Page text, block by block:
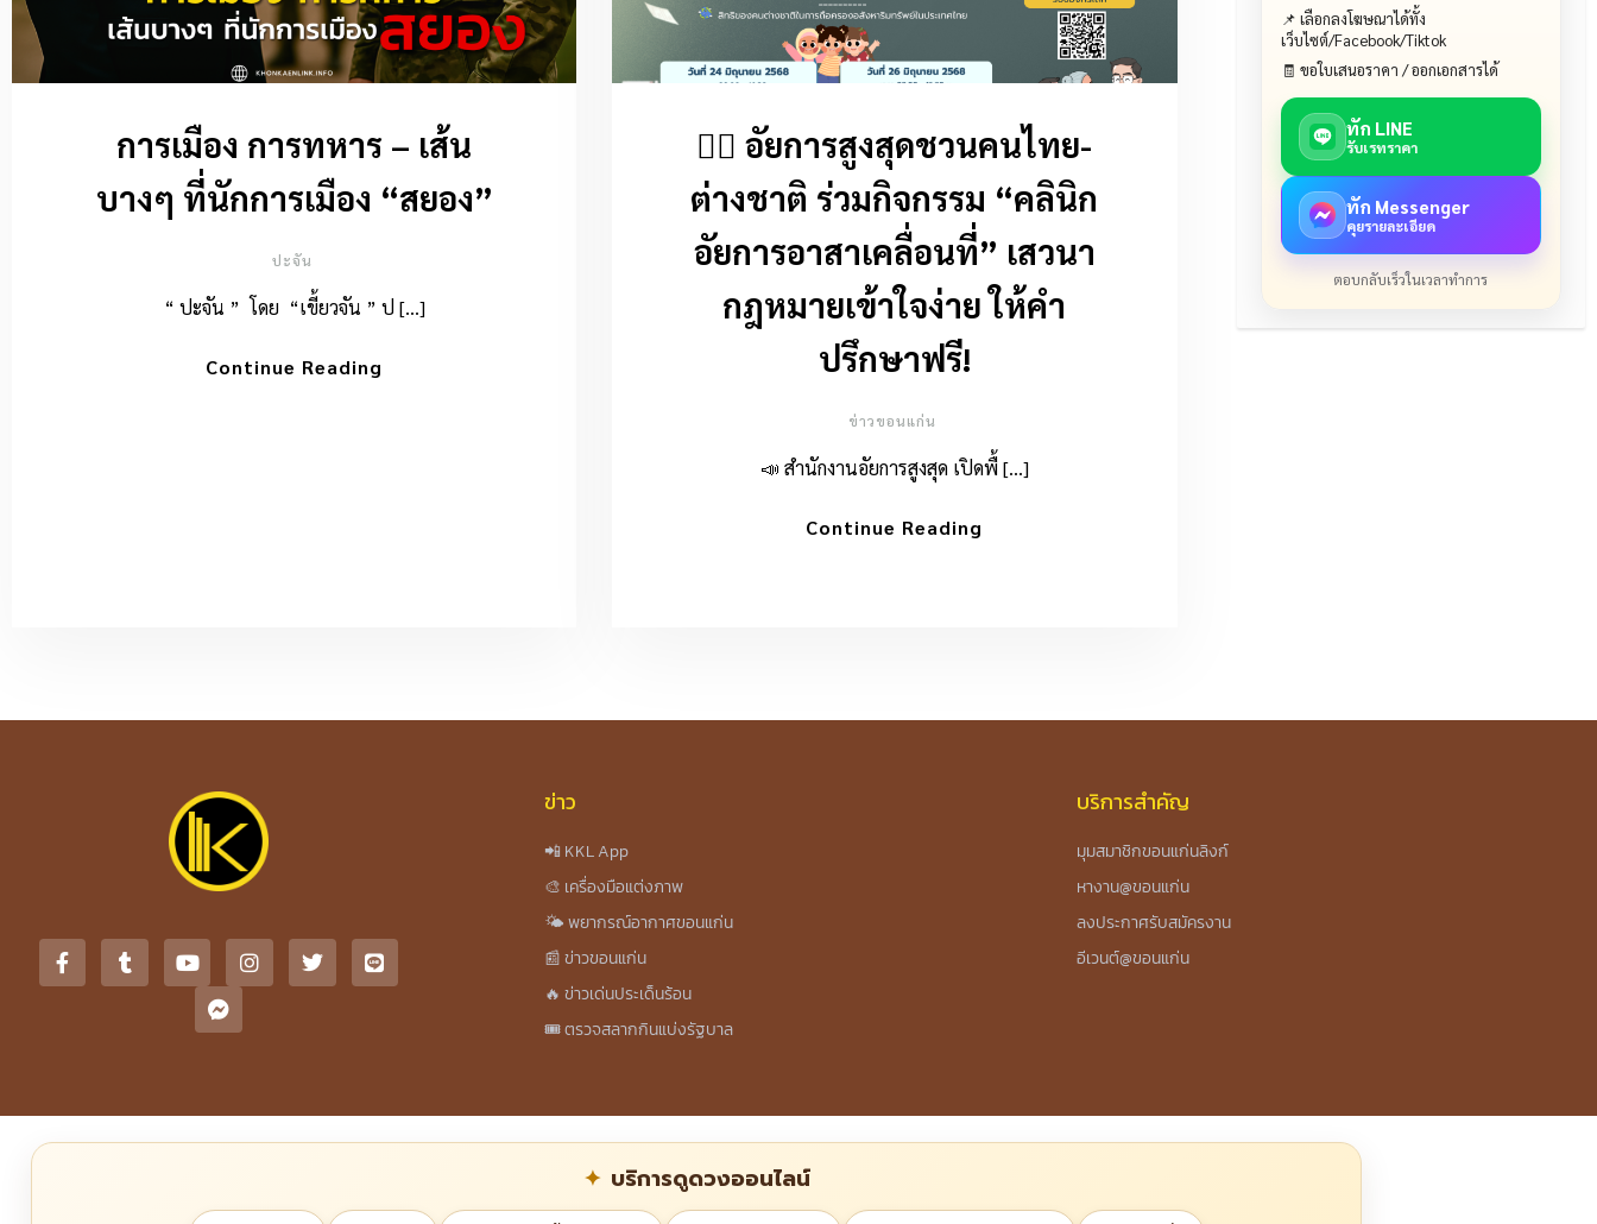
การเมือง การทหาร – เส้น
บางๆ ที่นักการเมือง “สยอง”
ปะจัน
“ ปะจัน ” โดย “เขี้ยวจัน ” ป […]
Continue Reading
🧑‍⚖️ อัยการสูงสุดชวนคนไทย-
ต่างชาติ ร่วมกิจกรรม “คลินิก
อัยการอาสาเคลื่อนที่” เสวนา
กฎหมายเข้าใจง่าย ให้คำ
ปรึกษาฟรี!
ข่าวขอนแก่น
📣 สำนักงานอัยการสูงสุด เปิดพื้ […]
Continue Reading
📌 เลือกลงโฆษณาได้ทั้ง
เว็บไซต์/Facebook/Tiktok
🧾 ขอใบเสนอราคา / ออกเอกสารได้
ทัก LINE
รับเรทราคา
ทัก Messenger
คุยรายละเอียด
ตอบกลับเร็วในเวลาทำการ
ข่าว
📲 KKL App
🎨 เครื่องมือแต่งภาพ
🌤️ พยากรณ์อากาศขอนแก่น
📰 ข่าวขอนแก่น
🔥 ข่าวเด่นประเด็นร้อน
🎟️ ตรวจสลากกินแบ่งรัฐบาล
บริการสำคัญ
มุมสมาชิกขอนแก่นลิงก์
หางาน@ขอนแก่น
ลงประกาศรับสมัครงาน
อีเวนต์@ขอนแก่น
บริการดูดวงออนไลน์